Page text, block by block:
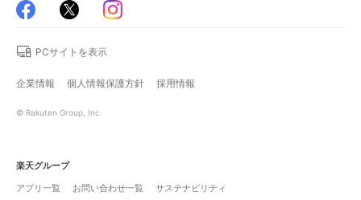
PCサイトを表示
企業情報 個人情報保護方針 採用情報
© Rakuten Group, Inc.
楽天グループ
アプリ一覧
お問い合わせ一覧 サステナビリティ